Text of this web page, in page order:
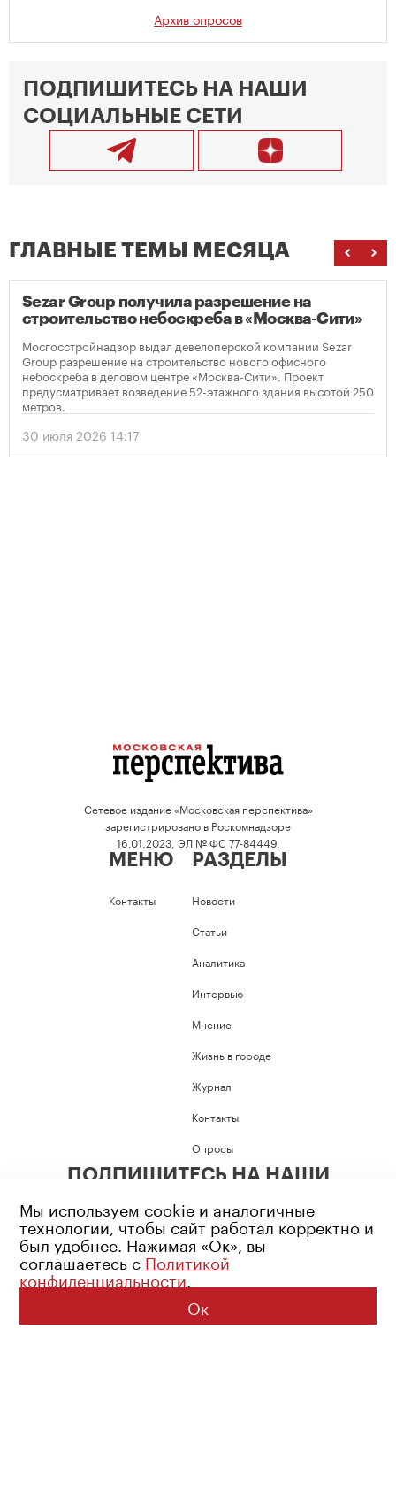
Архив опросов
ПОДПИШИТЕСЬ НА НАШИ
СОЦИАЛЬНЫЕ СЕТИ
ГЛАВНЫЕ ТЕМЫ МЕСЯЦА
Sezar Group получила разрешение на
строительство небоскреба в «Москва-Сити»
Мосгосстройнадзор выдал девелоперской компании Sezar
Group разрешение на строительство нового офисного
небоскреба в деловом центре «Москва-Сити». Проект
предусматривает возведение 52-этажного здания высотой 250
метров.
30 июля 2026 14:17
Сетевое издание «Московская перспектива»
зарегистрировано в Роскомнадзоре
16.01.2023, ЭЛ № ФС 77-84449.
МЕНЮ
Контакты
РАЗДЕЛЫ
Новости
Статьи
Аналитика
Интервью
Мнение
Жизнь в городе
Журнал
Контакты
Опросы
ПОДПИШИТЕСЬ НА НАШИ
Возрастное ограничение: 16+
Политика конфиденциальности
© 2026 Все права защищены
Мы используем cookie и аналогичные
технологии, чтобы сайт работал корректно и
был удобнее. Нажимая «Ок», вы
соглашаетесь с Политикой
конфиденциальности.
Ок